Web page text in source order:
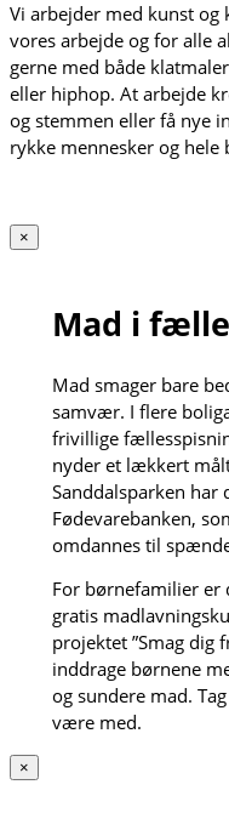
Vi arbejder med kunst
vores arbejde og for alle
gerne med både
eller hiphop. At arbejde
og stemmen eller få nye
rykke mennesker og hele
×
Mad i
Mad smager bare
samvær. I flere
frivillige
nyder et lækkert
Sanddalsparken har
Fødevarebanken,
omdannes til
For børnefamilier er
gratis
projektet ”Smag dig
inddrage børnene
og sundere mad.
være med.
×